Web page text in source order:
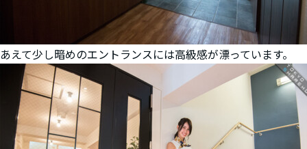
あえて少し暗めのエントランスには高級感が漂っています。